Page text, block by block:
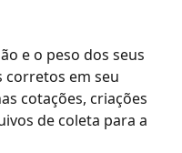
e o peso dos seus
corretos em seu
cotações, criações
de coleta para a